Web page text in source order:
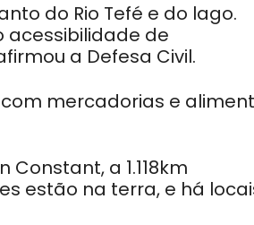
do Rio Tefé e do lago.
acessibilidade de
a Defesa Civil.
mercadorias e
a 1.118km
estão na terra, e há